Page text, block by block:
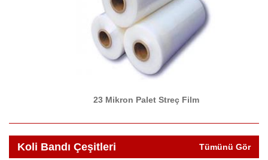
23 Mikron Palet Streç Film
Koli Bandı Çeşitleri Tümünü Gör